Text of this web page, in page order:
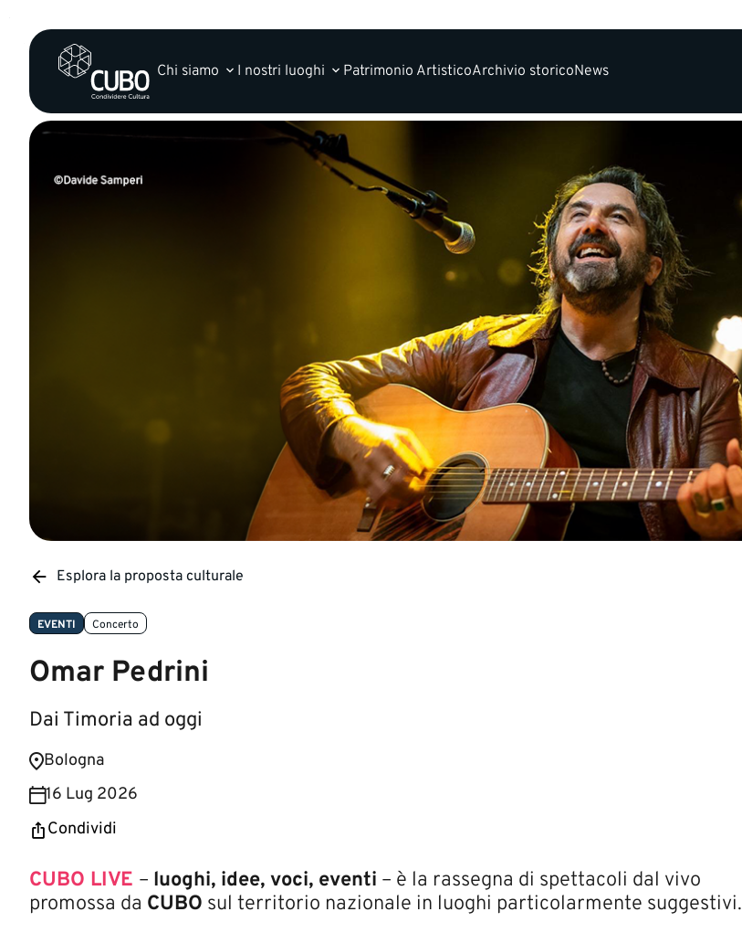
Chi siamo I nostri luoghi Patrimonio ArtisticoArchivio storicoNews
Esplora la proposta culturale
EVENTI Concerto
Omar Pedrini
Dai Timoria ad oggi
Bologna
16 Lug 2026
Condividi
​CUBO LIVE – luoghi, idee, voci, eventi – è la rassegna di spettacoli dal vivo
promossa da CUBO sul territorio nazionale in luoghi particolarmente suggestivi.